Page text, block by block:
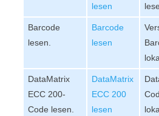
lesen
Barcode
lesen.
Barcode
lesen
DataMatrix
ECC 200-
Code lesen.
DataMatrix
ECC 200
lesen